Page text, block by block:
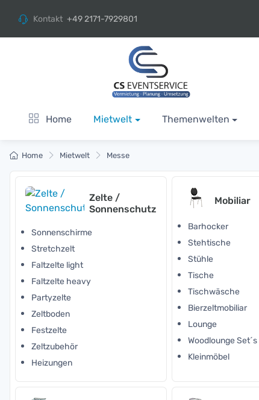
Kontakt +49 2171-7929801
Home Mietwelt Themenwelten
Home Mietwelt Messe
Zelte /
Sonnenschutz
Sonnenschirme
Stretchzelt
Faltzelte light
Faltzelte heavy
Partyzelte
Zeltboden
Festzelte
Zeltzubehör
Heizungen
Mobiliar
Barhocker
Stehtische
Stühle
Tische
Tischwäsche
Bierzeltmobiliar
Lounge
Woodlounge Set´s
Kleinmöbel